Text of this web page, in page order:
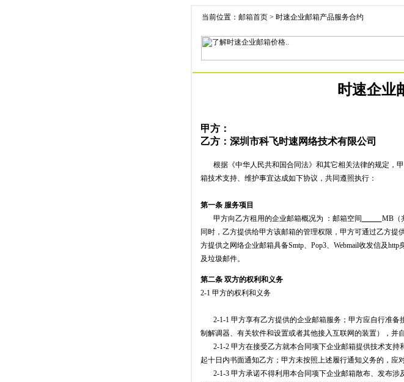
当前位置： 邮箱首页 > 时速企业邮箱产品服务合约
时速企业
甲方：
乙方：深圳市科飞时速网络技术有限公司
根据《中华人民共和国合同法》和其它相关法律的规定，
箱技术支持、维护事宜达成如下协议，共同遵照执行：
第一条 服务项目
甲方向乙方租用的企业邮箱概况为 ：邮箱空间
MB（
同时，乙方提供给甲方该邮箱的管理权限，甲方可通过乙方
方提供之网络企业邮箱具备Smtp、Pop3、Webmail收发信及
及垃圾邮件。
第二条 双方的权利和义务
2-1 甲方的权利和义务
2-1-1 甲方享有乙方提供的企业邮箱服务；甲方应自行准备
制解调器、有关软件和设置或者其他接入互联网的装置），并
2-1-2 甲方在接受乙方就本合同项下企业邮箱提供技术支持
起十日内书面通知乙方；甲方未按照上述履行通知义务的，应
2-1-3 甲方承诺不得利用本合同项下企业邮箱散布、发布涉